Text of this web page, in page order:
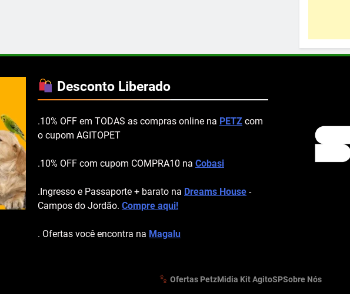
Desconto Liberado
.10% OFF em TODAS as compras online na PETZ com
o cupom AGITOPET
.10% OFF com cupom COMPRA10 na Cobasi
.Ingresso e Passaporte + barato na Dreams House -
Campos do Jordão. Compre aqui!
. Ofertas você encontra na Magalu
Ofertas PetzMidia Kit AgitoSPSobre Nós